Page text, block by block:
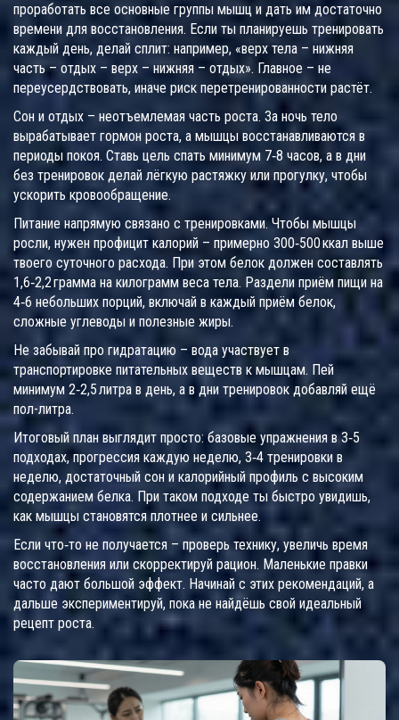
проработать все основные группы мышц и дать им достаточно
времени для восстановления. Если ты планируешь тренировать
каждый день, делай сплит: например, «верх тела – нижняя
часть – отдых – верх – нижняя – отдых». Главное – не
переусердствовать, иначе риск перетренированности растёт.
Сон и отдых – неотъемлемая часть роста. За ночь тело
вырабатывает гормон роста, а мышцы восстанавливаются в
периоды покоя. Ставь цель спать минимум 7‑8 часов, а в дни
без тренировок делай лёгкую растяжку или прогулку, чтобы
ускорить кровообращение.
Питание напрямую связано с тренировками. Чтобы мышцы
росли, нужен профицит калорий – примерно 300‑500 ккал выше
твоего суточного расхода. При этом белок должен составлять
1,6‑2,2 грамма на килограмм веса тела. Раздели приём пищи на
4‑6 небольших порций, включай в каждый приём белок,
сложные углеводы и полезные жиры.
Не забывай про гидратацию – вода участвует в
транспортировке питательных веществ к мышцам. Пей
минимум 2‑2,5 литра в день, а в дни тренировок добавляй ещё
пол-литра.
Итоговый план выглядит просто: базовые упражнения в 3‑5
подходах, прогрессия каждую неделю, 3‑4 тренировки в
неделю, достаточный сон и калорийный профиль с высоким
содержанием белка. При таком подходе ты быстро увидишь,
как мышцы становятся плотнее и сильнее.
Если что‑то не получается – проверь технику, увеличь время
восстановления или скорректируй рацион. Маленькие правки
часто дают большой эффект. Начинай с этих рекомендаций, а
дальше экспериментируй, пока не найдёшь свой идеальный
рецепт роста.